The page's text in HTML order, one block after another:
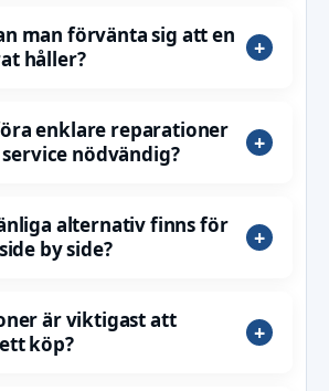
man förvänta sig att en
håller?
enklare reparationer
nödvändig?
alternativ finns för
by side?
är viktigast att
köp?